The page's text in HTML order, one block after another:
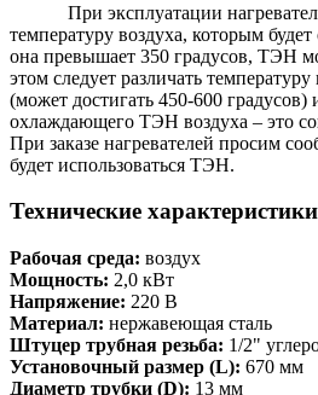
При эксплуатации нагревателя
температуру воздуха, которым
она превышает 350 градусов, ТЭН
этом следует различать
(может достигать 450-600 градусов)
охлаждающего ТЭН воздуха – это
При заказе нагревателей просим
будет использоваться ТЭН.
Технические
Рабочая среда: воздух
Мощность: 2,0 кВт
Напряжение: 220 В
Материал: нержавеющая сталь
Штуцер трубная резьба: 1/2"
Установочный размер (L): 670 мм
Диаметр трубки (D): 13 мм